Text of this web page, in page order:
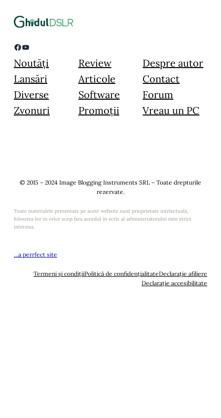
Facebook YouTube
Noutăți
Lansări
Diverse
Zvonuri
Review
Articole
Software
Promoții
Despre autor
Contact
Forum
Vreau un PC
© 2015 – 2024 Image Blogging Instruments SRL – Toate drepturile
rezervate.
Toate materialele prezentate pe acest website sunt prioprietate intelectuală,
folosirea lor in orice scop fara acordul in scris al administratorului este strict
interzisa.
…a perrfect site
Termeni și condițiiPolitică de confidențialitateDeclarație afiliere
Declarație accesibilitate